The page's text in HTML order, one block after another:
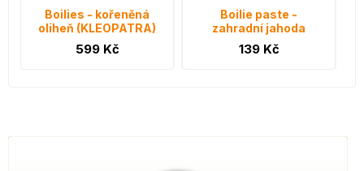
Boilies - kořeněná
oliheň (KLEOPATRA)
599 Kč
Boilie paste -
zahradní jahoda
139 Kč